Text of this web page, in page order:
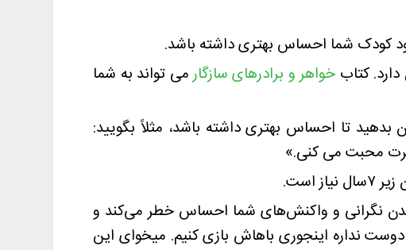
کودک شما احساس بهتری داشته باشد.
کتاب خواهر و برادرهای سازگارمی تواند به شما
تا احساس بهتری داشته باشد، مثلاً بگویید:
محبت می کنی.»
است.
نگرانی و واکنش‌های شما احساس خطر می‌کند و
نداره اینجوری باهاش بازی کنیم. میخوای این